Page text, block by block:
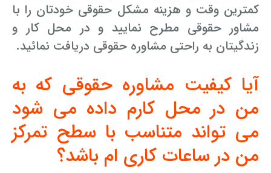
کمترین وقت و هزینه مشکل حقوقی خودتان را با
مشاور حقوقی مطرح نمایید و در محل کار و
زندگیتان به راحتی مشاوره حقوقی دریافت نمائید.
آیا کیفیت مشاوره حقوقی که به
من در محل کارم داده می شود
می تواند متناسب با سطح تمرکز
من در ساعات کاری ام باشد؟